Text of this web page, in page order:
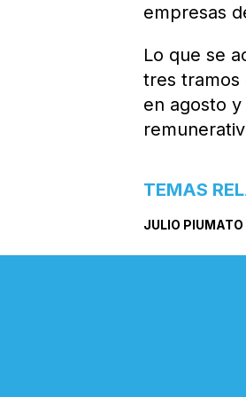
empresas
Lo que se
tres tramos
en agosto
TEMAS
JULIO PIUMATO